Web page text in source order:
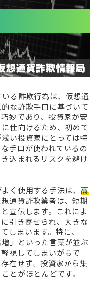
る詐欺行為は、仮想通
な詐欺手口に基づいて
妙であり、投資家が安
仕向けるため、初めて
い投資家にとっては特
手口が使われているの
込まれるリスクを避け
使用する手法は、 高
通貨詐欺業者は、短期
宣伝します。これによ
引き寄せられ、大きな
しまいます。特に、
」といった言葉が並ぶ
視してしまいがちで
在せず、投資家から集
とがほとんどです。